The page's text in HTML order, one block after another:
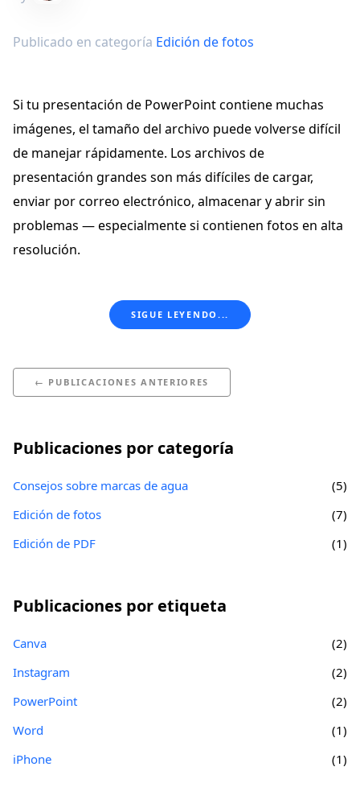
Publicado en categoría Edición de fotos
Si tu presentación de PowerPoint contiene muchas
imágenes, el tamaño del archivo puede volverse difícil
de manejar rápidamente. Los archivos de
presentación grandes son más difíciles de cargar,
enviar por correo electrónico, almacenar y abrir sin
problemas — especialmente si contienen fotos en alta
resolución.
SIGUE LEYENDO...
← PUBLICACIONES ANTERIORES
Publicaciones por categoría
Consejos sobre marcas de agua
(5)
Edición de fotos
(7)
Edición de PDF
(1)
Publicaciones por etiqueta
Canva
(2)
Instagram
(2)
PowerPoint
(2)
Word
(1)
iPhone
(1)